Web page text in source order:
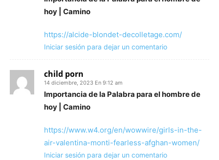
hoy | Camino
https://alcide-blondet-decolletage.com/
Iniciar sesión para dejar un comentario
child porn
14 diciembre, 2023 En 9:12 am
Importancia de la Palabra para el hombre de
hoy | Camino
https://www.w4.org/en/wowwire/girls-in-the-
air-valentina-monti-fearless-afghan-women/
Iniciar sesión para dejar un comentario